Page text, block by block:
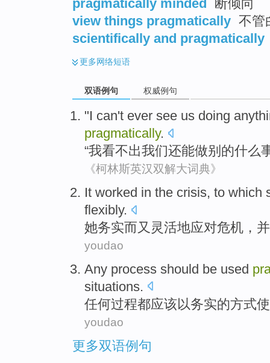
pragmatically minded
断倾向
view things pragmatically 不管
scientifically and pragmatically
更多网络短语
双语例句 权威例句
"I can't ever see us doing
pragmatically.
“我看不出我们还能做别的什么
《柯林斯英汉双解大词典》
It worked in the crisis, to which
flexibly.
她务实而又 灵活地应对危机 ，
youdao
Any process should be used
situations.
任何过程都应该以务实的方式
youdao
更多双语例句